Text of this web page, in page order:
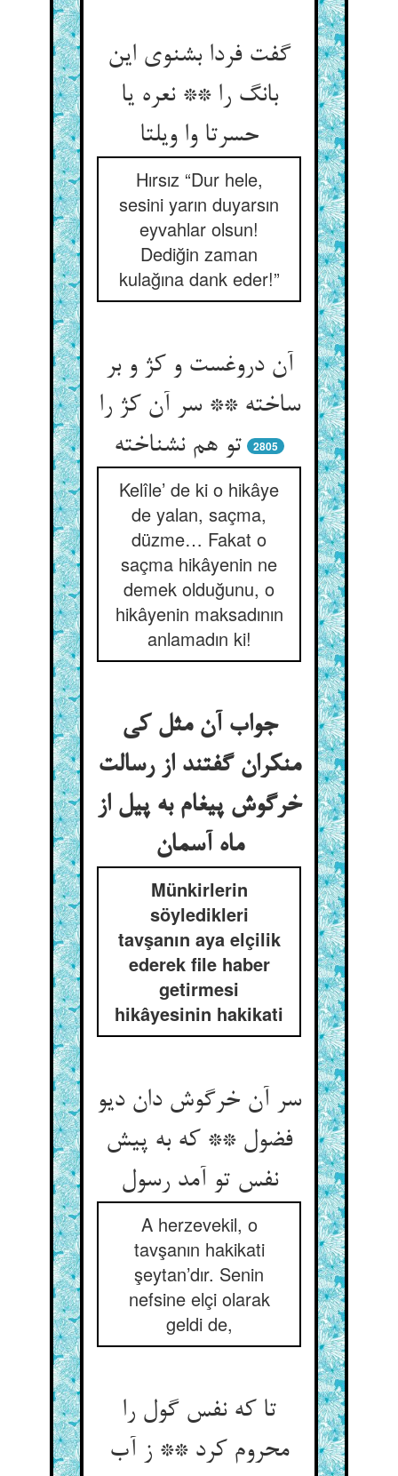
گفت فردا بشنوی این
بانگ را ** نعره یا
حسرتا وا ویلتا
Hırsız “Dur hele,
sesini yarın duyarsın
eyvahlar olsun!
Dediğin zaman
kulağına dank eder!”
آن دروغست و کژ و بر
ساخته ** سر آن کژ را
تو هم نشناخته
2805
Kelîle’ de ki o hikâye
de yalan, saçma,
düzme… Fakat o
saçma hikâyenin ne
demek olduğunu, o
hikâyenin maksadının
anlamadın ki!
جواب آن مثل کی
منکران گفتند از رسالت
خرگوش پیغام به پیل از
ماه آسمان
Münkirlerin
söyledikleri
tavşanın aya elçilik
ederek file haber
getirmesi
hikâyesinin hakikati
سر آن خرگوش دان دیو
فضول ** که به پیش
نفس تو آمد رسول
A herzevekil, o
tavşanın hakikati
şeytan’dır. Senin
nefsine elçi olarak
geldi de,
تا که نفس گول را
محروم کرد ** ز آب